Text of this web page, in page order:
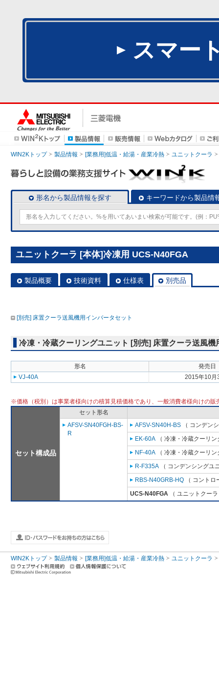
スマー
WIN2Kトップ 製品情報 [業務用]低温・給湯・産業冷熱 ユニットクーラ
形名から製品情報を探す キーワードから製品情
ユニットクーラ [本体]冷凍用 UCS-N40FGA
製品概要 技術資料 仕様表 別売品
[別売] 床置クーラ送風機用インバータセット
冷凍・冷蔵クーリングユニット [別売] 床置クーラ送風機
形名
発売日
VJ-40A
2015年10月
※価格（税別）は事業者様向けの積算見積価格であり、一般消費者様向けの販
セット構成品
セット形名
AFSV-SN40FGH-BS-
R
AFSV-SN40H-BS （ コンデン
EK-60A （ 冷凍・冷蔵クーリ
NF-40A （ 冷凍・冷蔵クーリ
R-F335A （ コンデンシングユ
RBS-N40GRB-HQ （ コント
UCS-N40FGA （ ユニットクー
WIN2Kトップ 製品情報 [業務用]低温・給湯・産業冷熱 ユニットクーラ